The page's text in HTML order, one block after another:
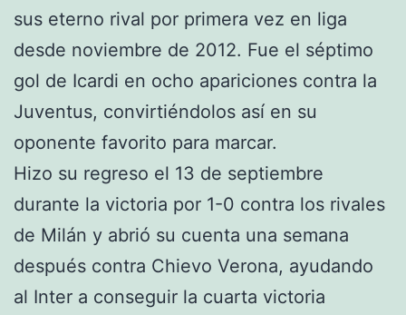
sus eterno rival por primera vez en liga
desde noviembre de 2012. Fue el séptimo
gol de Icardi en ocho apariciones contra la
Juventus, convirtiéndolos así en su
oponente favorito para marcar.
Hizo su regreso el 13 de septiembre
durante la victoria por 1-0 contra los rivales
de Milán y abrió su cuenta una semana
después contra Chievo Verona, ayudando
al Inter a conseguir la cuarta victoria